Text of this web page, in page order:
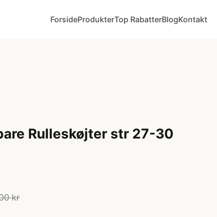
ForsideProdukterTop RabatterBlogKontakt
Rulleskøjter str 27-30
kr